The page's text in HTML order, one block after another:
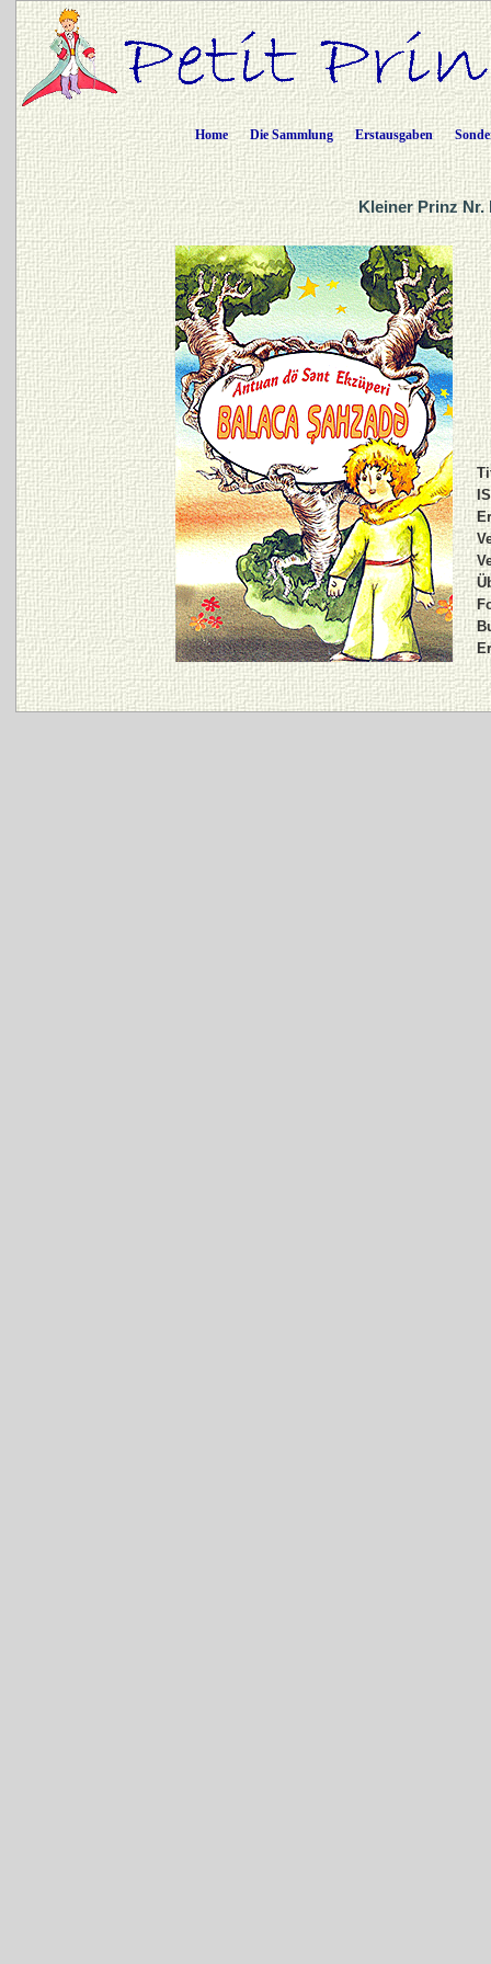
Home Die Sammlung Erstausgaben
Kleiner Prinz Nr.